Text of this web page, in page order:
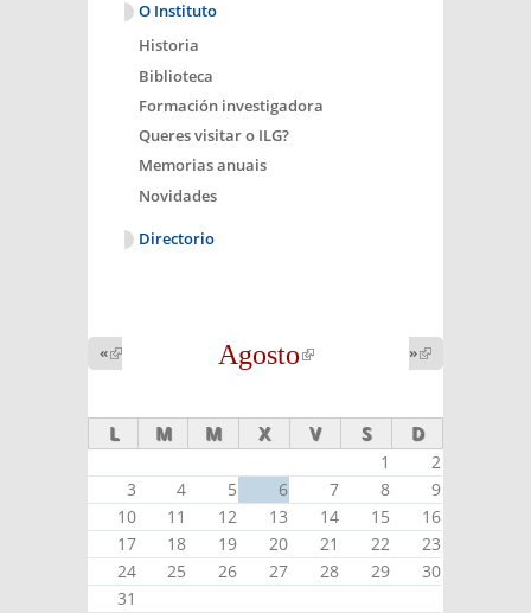
O Instituto
Historia
Biblioteca
Formación investigadora
Queres visitar o ILG?
Memorias anuais
Novidades
Directorio
Agosto
(link is
«
external)
»
external)
L M M X V S D
1
2
3
4 5 6 7 8
9
10
11 12 13 14 15
16
17
18 19 20 21 22
23
24
25 26 27 28 29
30
31